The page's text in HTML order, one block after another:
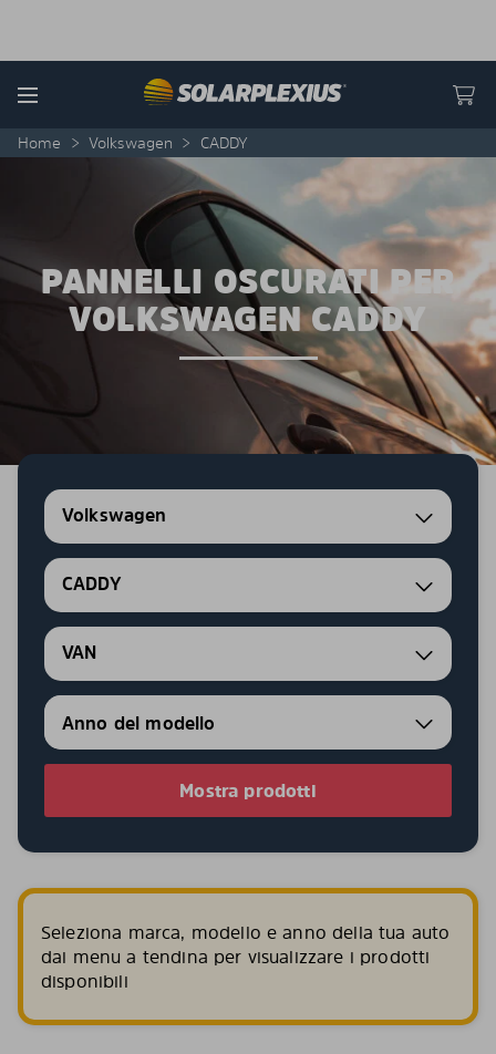
Menu
Home > Volkswagen > CADDY
PANNELLI OSCURATI PER
VOLKSWAGEN CADDY
Volkswagen
CADDY
VAN
Mostra prodotti
Seleziona marca, modello e anno della tua auto
dai menu a tendina per visualizzare i prodotti
disponibili